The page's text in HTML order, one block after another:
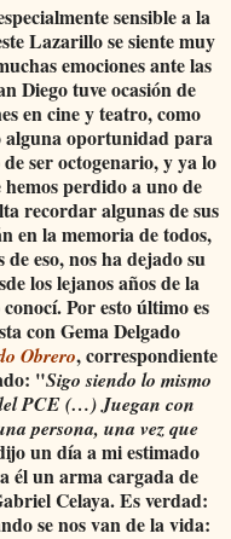
sensible a la
Lazarillo se siente muy
emociones ante las
Diego tuve ocasión de
en cine y teatro, como
alguna oportunidad para
ser octogenario, y ya lo
perdido a uno de
recordar algunas de sus
en la memoria de todos,
eso, nos ha dejado su
los lejanos años de la
Por esto último es
con Gema Delgado
Obrero, correspondiente
"Sigo siendo lo mismo
PCE (…) Juegan con
persona, una vez que
un día a mi estimado
él un arma cargada de
Celaya. Es verdad:
se nos van de la vida: